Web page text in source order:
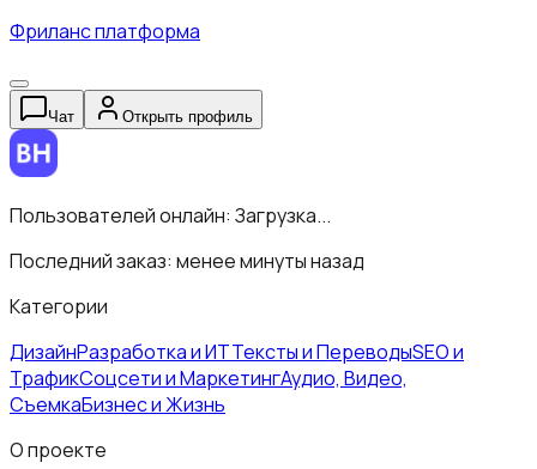
Фриланс платформа
Чат Открыть профиль
Пользователей онлайн: Загрузка...
Последний заказ: менее минуты назад
Категории
ДизайнРазработка и ИТТексты и ПереводыSEO и
ТрафикСоцсети и МаркетингАудио, Видео,
СъемкаБизнес и Жизнь
О проекте